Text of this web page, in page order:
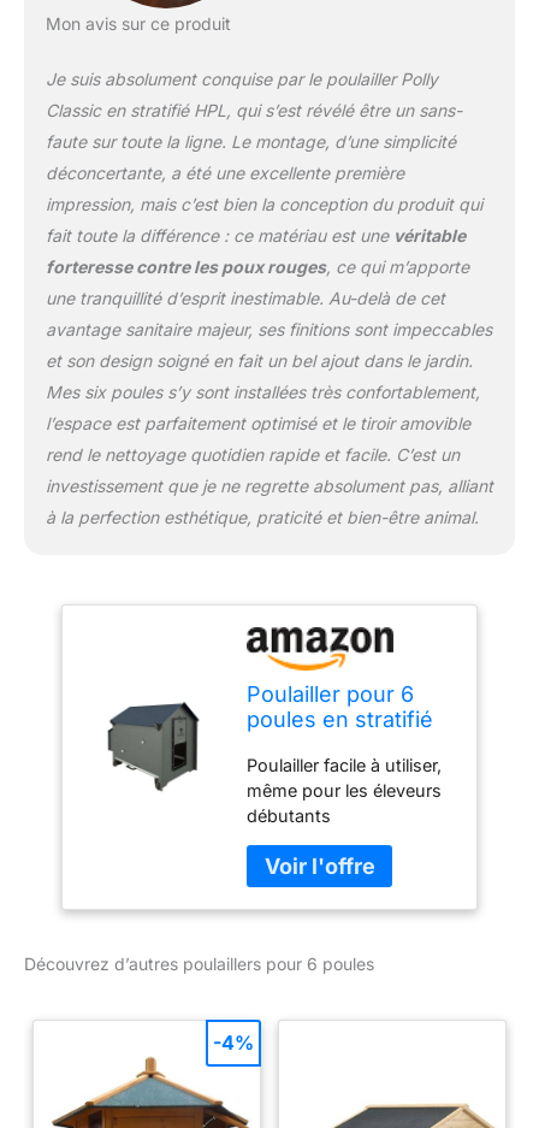
Mon avis sur ce produit
Je suis absolument conquise par le poulailler Polly
Classic en stratifié HPL, qui s’est révélé être un sans-
faute sur toute la ligne. Le montage, d’une simplicité
déconcertante, a été une excellente première
impression, mais c’est bien la conception du produit qui
fait toute la différence : ce matériau est une véritable
forteresse contre les poux rouges, ce qui m’apporte
une tranquillité d’esprit inestimable. Au-delà de cet
avantage sanitaire majeur, ses finitions sont impeccables
et son design soigné en fait un bel ajout dans le jardin.
Mes six poules s’y sont installées très confortablement,
l’espace est parfaitement optimisé et le tiroir amovible
rend le nettoyage quotidien rapide et facile. C’est un
investissement que je ne regrette absolument pas, alliant
à la perfection esthétique, praticité et bien-être animal.
Poulailler pour 6
poules en stratifié
résistant aux vers
ronds, modèle
POLLY CLASSIC
GREY taille L avec
tiroir amovible, 2
Poulailler facile à utiliser,
même pour les éleveurs
débutants
Découvrez d’autres poulaillers pour 6 poules
-4%